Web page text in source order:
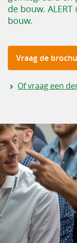
de bouw.
bouw.
Vraag de
Of vraag een